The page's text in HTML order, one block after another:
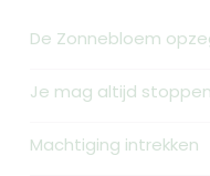
De Zonnebloem
Je mag altijd stoppen
Machtiging intrekken